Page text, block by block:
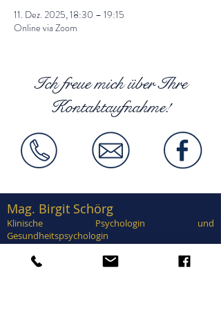
11. Dez. 2025, 18:30 – 19:15
Online via Zoom
Ich freue mich über Ihre
Kontaktaufnahme!
Mag. Birgit Schörg
Klinische Psychologin und
Gesundheitspsychologin
Supervisorin, EuroPsy zertifiziert
Zertifiziert in Traumatherapie, EMDR,